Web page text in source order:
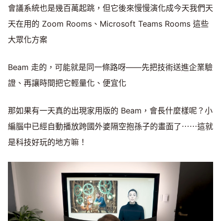
會議系統也是幾百萬起跳，但它後來慢慢演化成今天我們天
天在用的 Zoom Rooms、Microsoft Teams Rooms 這些
大眾化方案
Beam 走的，可能就是同一條路呀——先把技術送進企業驗
證、再讓時間把它輕量化、便宜化
那如果有一天真的出現家用版的 Beam，會長什麼樣呢？小
編腦中已經自動播放跨國外婆隔空抱孫子的畫面了⋯⋯這就
是科技好玩的地方嘛！